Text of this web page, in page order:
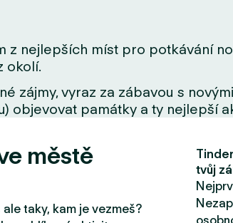
nejlepších míst pro potkávání
okolí.
zájmy, vyraz za zábavou s
objevovat památky a ty nejlepší
městě
taky, kam je vezmeš?
tvůj